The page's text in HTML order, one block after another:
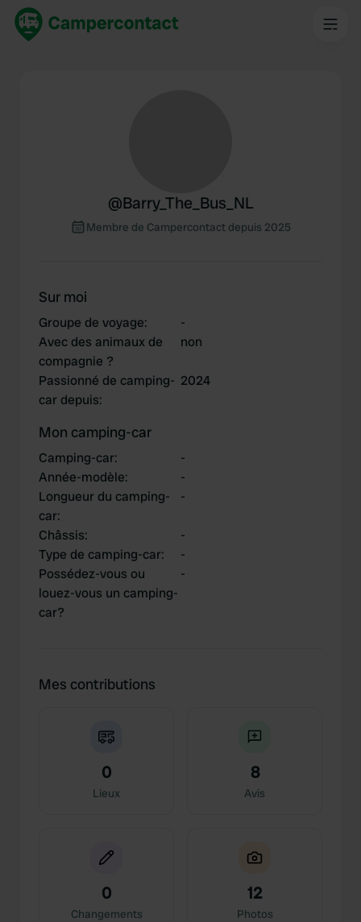
@Barry_The_Bus_NL
Membre de Campercontact depuis 2025
Sur moi
Groupe de voyage:
-
Avec des animaux de
compagnie ?
non
Passionné de camping-
car depuis:
2024
Mon camping-car
Camping-car:
-
Année-modèle:
-
Longueur du camping-
car:
-
Châssis:
-
Type de camping-car:
-
Possédez-vous ou
louez-vous un camping-
car?
-
Mes contributions
0
Lieux
8
Avis
0
Changements
12
Photos